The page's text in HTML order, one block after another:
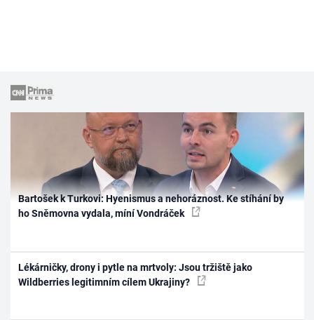
Bartošek k Turkovi: Hyenismus a nehoráznost. Ke stíhání by
ho Sněmovna vydala, míní Vondráček
Lékárničky, drony i pytle na mrtvoly: Jsou tržiště jako
Wildberries legitimním cílem Ukrajiny?